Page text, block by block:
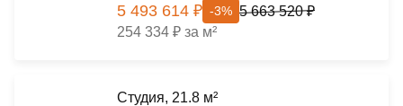
5 493 614 ₽ -3% 5 663 520 ₽
254 334 ₽ за м²
Cтудия, 21.8 м²